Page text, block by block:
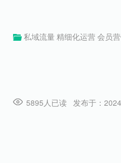
私域流量 精细化运营 会员
5895人已读 发布于：